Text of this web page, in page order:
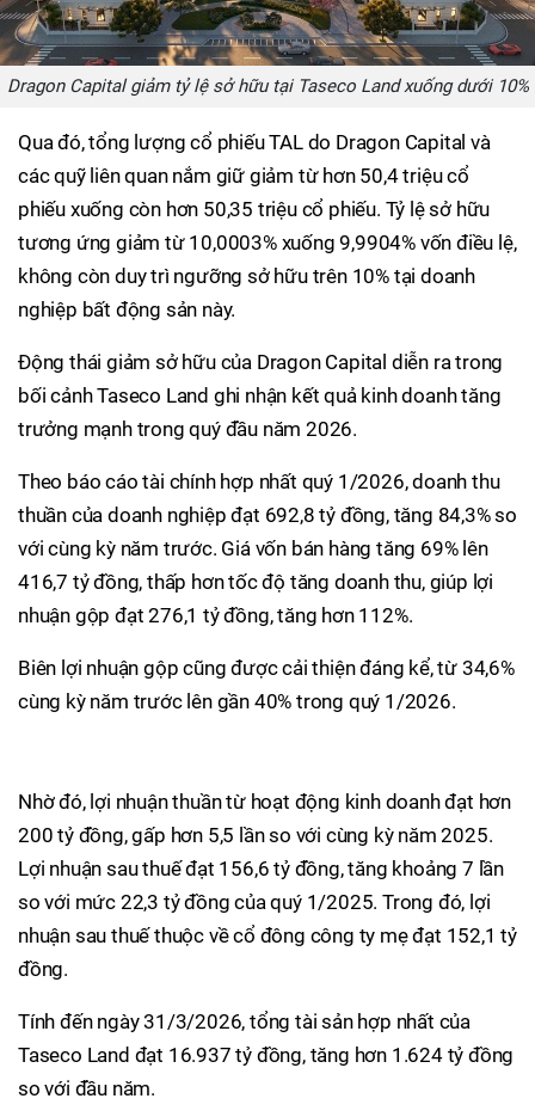
Dragon Capital giảm tỷ lệ sở hữu tại Taseco Land xuống dưới 10%
Qua đó, tổng lượng cổ phiếu TAL do Dragon Capital và
các quỹ liên quan nắm giữ giảm từ hơn 50,4 triệu cổ
phiếu xuống còn hơn 50,35 triệu cổ phiếu. Tỷ lệ sở hữu
tương ứng giảm từ 10,0003% xuống 9,9904% vốn điều lệ,
không còn duy trì ngưỡng sở hữu trên 10% tại doanh
nghiệp bất động sản này.
Động thái giảm sở hữu của Dragon Capital diễn ra trong
bối cảnh Taseco Land ghi nhận kết quả kinh doanh tăng
trưởng mạnh trong quý đầu năm 2026.
Theo báo cáo tài chính hợp nhất quý 1/2026, doanh thu
thuần của doanh nghiệp đạt 692,8 tỷ đồng, tăng 84,3% so
với cùng kỳ năm trước. Giá vốn bán hàng tăng 69% lên
416,7 tỷ đồng, thấp hơn tốc độ tăng doanh thu, giúp lợi
nhuận gộp đạt 276,1 tỷ đồng, tăng hơn 112%.
Biên lợi nhuận gộp cũng được cải thiện đáng kể, từ 34,6%
cùng kỳ năm trước lên gần 40% trong quý 1/2026.
Nhờ đó, lợi nhuận thuần từ hoạt động kinh doanh đạt hơn
200 tỷ đồng, gấp hơn 5,5 lần so với cùng kỳ năm 2025.
Lợi nhuận sau thuế đạt 156,6 tỷ đồng, tăng khoảng 7 lần
so với mức 22,3 tỷ đồng của quý 1/2025. Trong đó, lợi
nhuận sau thuế thuộc về cổ đông công ty mẹ đạt 152,1 tỷ
đồng.
Tính đến ngày 31/3/2026, tổng tài sản hợp nhất của
Taseco Land đạt 16.937 tỷ đồng, tăng hơn 1.624 tỷ đồng
so với đầu năm.